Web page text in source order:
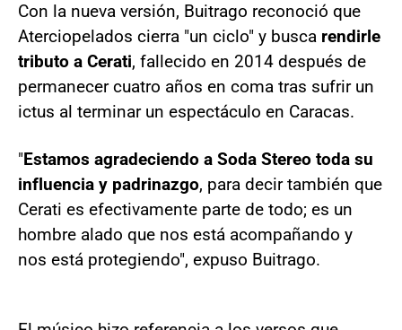
Con la nueva versión, Buitrago reconoció que
Aterciopelados cierra "un ciclo" y busca rendirle
tributo a Cerati, fallecido en 2014 después de
permanecer cuatro años en coma tras sufrir un
ictus al terminar un espectáculo en Caracas.
"Estamos agradeciendo a Soda Stereo toda su
influencia y padrinazgo, para decir también que
Cerati es efectivamente parte de todo; es un
hombre alado que nos está acompañando y
nos está protegiendo", expuso Buitrago.